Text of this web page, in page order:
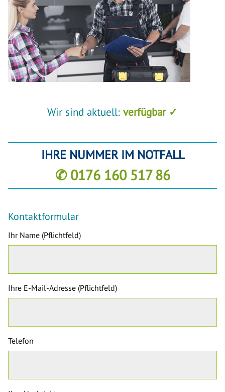
Wir sind aktuell: verfügbar ✓
IHRE NUMMER IM NOTFALL
✆ 0176 160 517 86
Kontaktformular
Ihr Name (Pflichtfeld)
Ihre E-Mail-Adresse (Pflichtfeld)
Telefon